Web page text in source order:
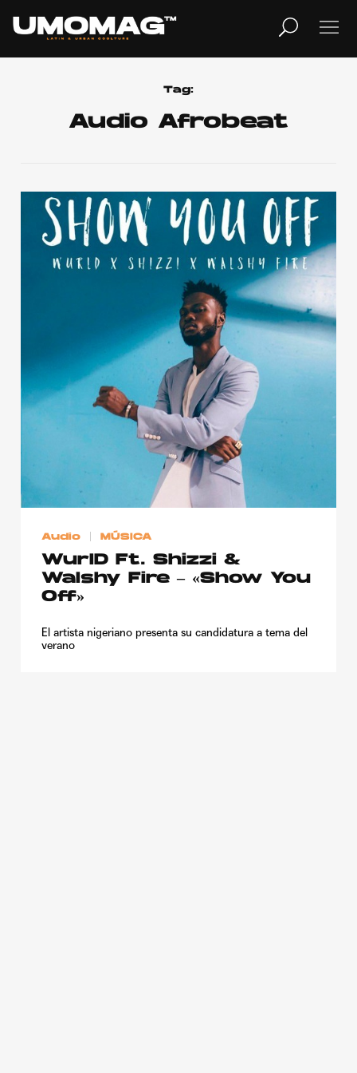
Home
Cover Story
Publicidad
Contacto
Aviso Legal
© 2015-2022 UMOMAG. PROPIEDAD DE UMO agency. TODOS LOS
DERECHOS RESERVADOS.
Tag:
Audio Afrobeat
Audio MÚSICA
WurlD Ft. Shizzi &
Walshy Fire – «Show You
Off»
El artista nigeriano presenta su candidatura a tema del
verano